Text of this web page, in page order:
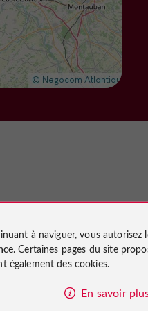
Nous
à naviguer, vous
. Certaines pages du site
également des cookies.
En savoir